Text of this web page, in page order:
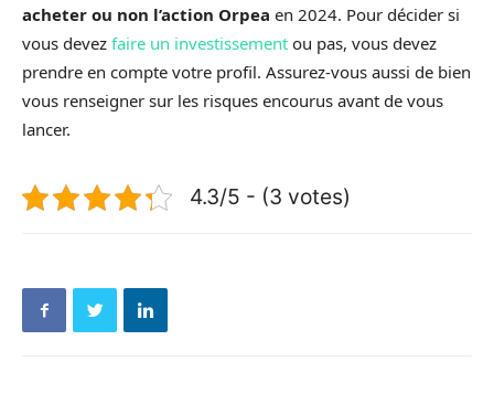
acheter ou non l’action Orpea en 2024. Pour décider si
vous devez faire un investissement ou pas, vous devez
prendre en compte votre profil. Assurez-vous aussi de bien
vous renseigner sur les risques encourus avant de vous
lancer.
4.3/5 - (3 votes)